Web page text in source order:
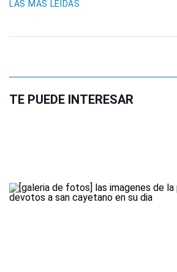
LAS MÁS LEIDAS
TE PUEDE INTERESAR